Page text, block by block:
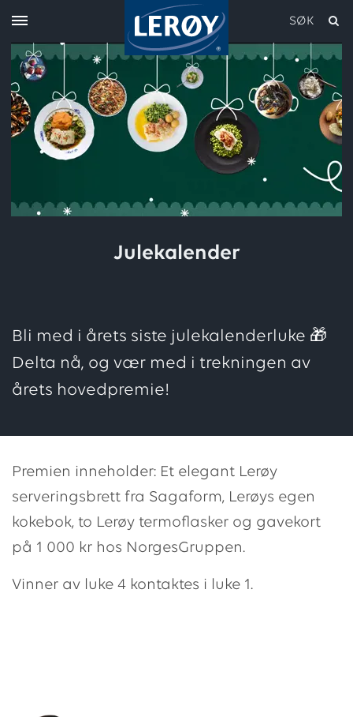
SØK
Julekalender
Bli med i årets siste julekalenderluke 🎁
Delta nå, og vær med i trekningen av
årets hovedpremie!
Premien inneholder: Et elegant Lerøy
serveringsbrett fra Sagaform, Lerøys egen
kokebok, to Lerøy termoflasker og gavekort
på 1 000 kr hos NorgesGruppen.
Vinner av luke 4 kontaktes i luke 1.